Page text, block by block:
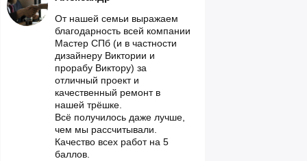
От нашей семьи выражаем
благодарность всей компании
Мастер СПб (и в частности
дизайнеру Виктории и
прорабу Виктору) за
отличный проект и
качественный ремонт в
нашей трёшке.
Всё получилось даже лучше,
чем мы рассчитывали.
Качество всех работ на 5
баллов.